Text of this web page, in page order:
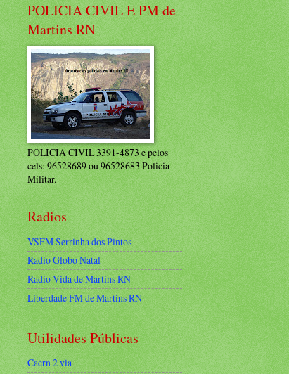
POLICIA CIVIL E PM de
Martins RN
POLICIA CIVIL 3391-4873 e pelos
cels: 96528689 ou 96528683 Policia
Militar.
Radios
VSFM Serrinha dos Pintos
Radio Globo Natal
Radio Vida de Martins RN
Liberdade FM de Martins RN
Utilidades Públicas
Caern 2 via